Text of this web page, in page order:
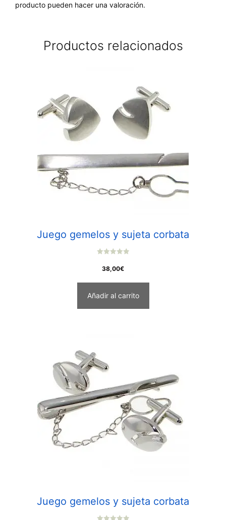
producto pueden hacer una valoración.
Productos relacionados
Juego gemelos y sujeta corbata
o
5
38,00€
Añadir al carrito
Juego gemelos y sujeta corbata